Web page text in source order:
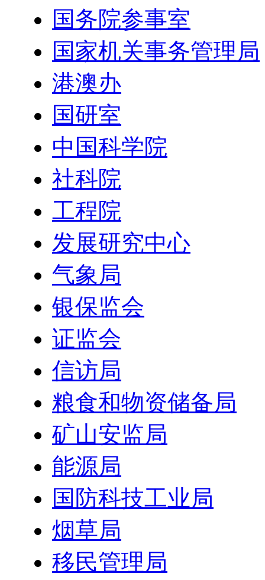
国务院参事室
国家机关事务管理局
港澳办
国研室
中国科学院
社科院
工程院
发展研究中心
气象局
银保监会
证监会
信访局
粮食和物资储备局
矿山安监局
能源局
国防科技工业局
烟草局
移民管理局